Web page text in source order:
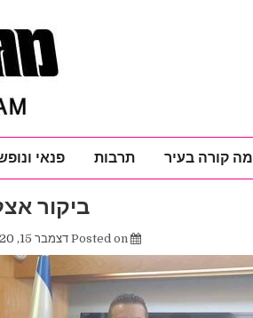
מה קורה בעיר תרבות פנאי
ביקור
דצמבר 15, 2020